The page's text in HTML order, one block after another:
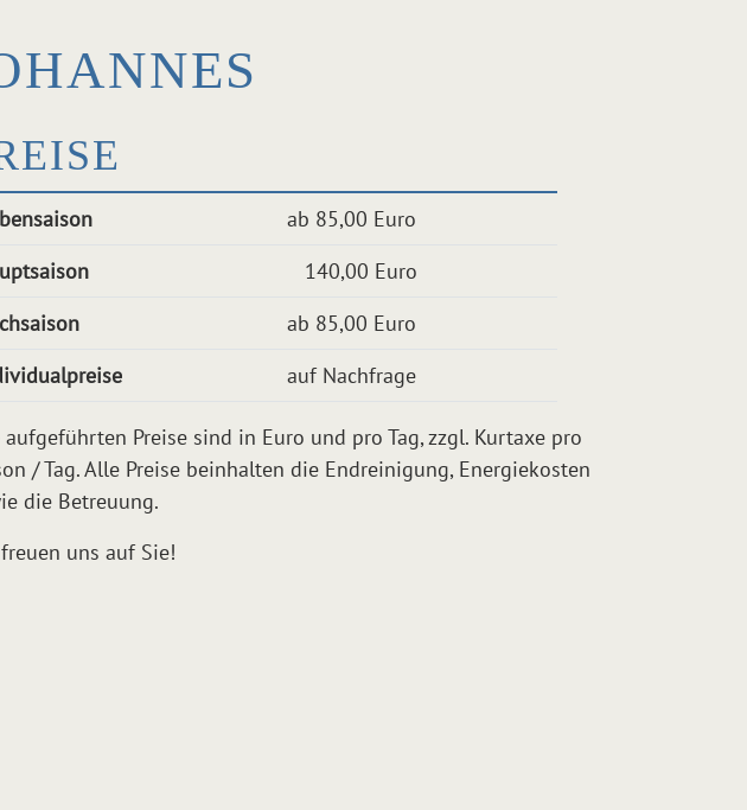
ab 85,00 Euro
140,00 Euro
ab 85,00 Euro
auf Nachfrage
Preise sind in Euro und pro Tag, zzgl. Kurtaxe pro
/ Tag. Alle Preise beinhalten die Endreinigung, Energiekosten
die Betreuung.
uns auf Sie!